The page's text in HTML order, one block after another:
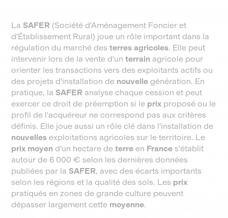
La SAFER (Société d'Aménagement Foncier et
d'Établissement Rural) joue un rôle important dans la
régulation du marché desterres agricoles. Elle peut
intervenir lors de la vente d'unterrain agricole pour
orienter les transactions vers des exploitants actifs ou
des projets d'installation de nouvelle génération. En
pratique, la SAFER analyse chaque cession et peut
exercer ce droit de préemption si le prix proposé ou le
profil de l'acquéreur ne correspond pas aux critères
définis. Elle joue aussi un rôle clé dans l'installation de
nouvelles exploitations agricoles sur le territoire. Le
prix moyen d'un hectare deterre en France s'établit
autour de 6 000 € selon les dernières données
publiées par la SAFER, avec des écarts importants
selon les régions et la qualité des sols. Les prix
pratiqués en zones de grande culture peuvent
dépasser largement cette moyenne.